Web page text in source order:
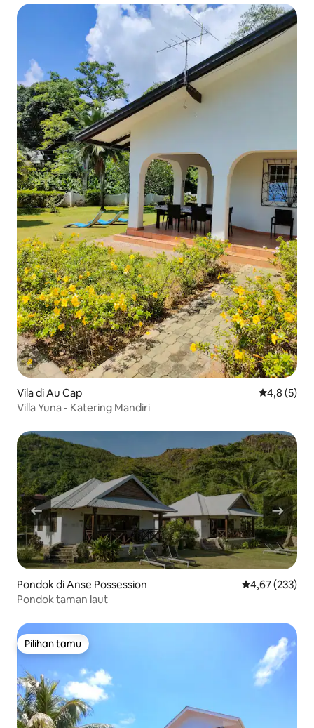
Vila di Au Cap Nilai rata-
4,8 (5)
Villa Yuna - Katering Mandiri
Pondok di Anse Possession Nilai rata-rata
4,67 (233)
Pondok taman laut
Pilihan tamu
Pilihan tamu